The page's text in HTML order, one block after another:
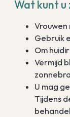
Wat kunt
Gebruik
Om
Vermijd
U mag
Tijdens